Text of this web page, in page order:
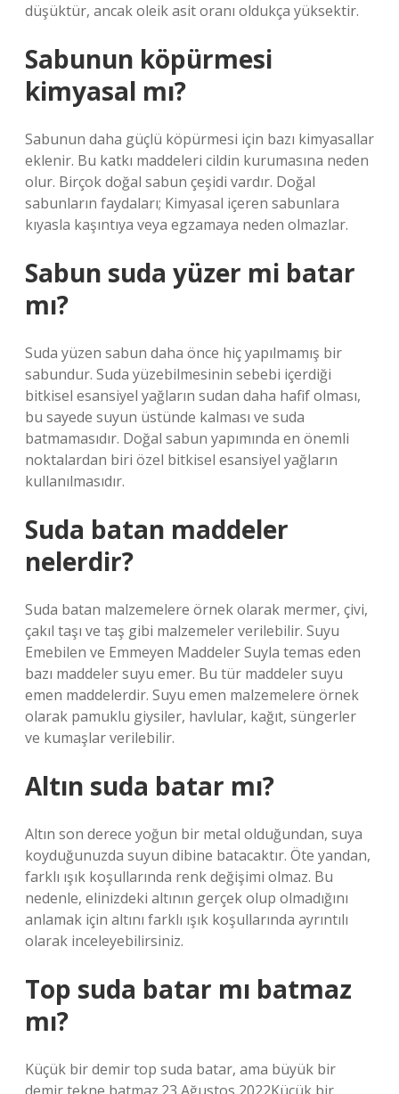
düşüktür, ancak oleik asit oranı oldukça yüksektir.
Sabunun köpürmesi
kimyasal mı?
Sabunun daha güçlü köpürmesi için bazı kimyasallar
eklenir. Bu katkı maddeleri cildin kurumasına neden
olur. Birçok doğal sabun çeşidi vardır. Doğal
sabunların faydaları; Kimyasal içeren sabunlara
kıyasla kaşıntıya veya egzamaya neden olmazlar.
Sabun suda yüzer mi batar
mı?
Suda yüzen sabun daha önce hiç yapılmamış bir
sabundur. Suda yüzebilmesinin sebebi içerdiği
bitkisel esansiyel yağların sudan daha hafif olması,
bu sayede suyun üstünde kalması ve suda
batmamasıdır. Doğal sabun yapımında en önemli
noktalardan biri özel bitkisel esansiyel yağların
kullanılmasıdır.
Suda batan maddeler
nelerdir?
Suda batan malzemelere örnek olarak mermer, çivi,
çakıl taşı ve taş gibi malzemeler verilebilir. Suyu
Emebilen ve Emmeyen Maddeler Suyla temas eden
bazı maddeler suyu emer. Bu tür maddeler suyu
emen maddelerdir. Suyu emen malzemelere örnek
olarak pamuklu giysiler, havlular, kağıt, süngerler
ve kumaşlar verilebilir.
Altın suda batar mı?
Altın son derece yoğun bir metal olduğundan, suya
koyduğunuzda suyun dibine batacaktır. Öte yandan,
farklı ışık koşullarında renk değişimi olmaz. Bu
nedenle, elinizdeki altının gerçek olup olmadığını
anlamak için altını farklı ışık koşullarında ayrıntılı
olarak inceleyebilirsiniz.
Top suda batar mı batmaz
mı?
Küçük bir demir top suda batar, ama büyük bir